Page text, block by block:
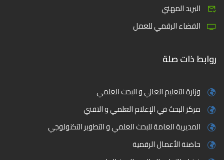
البريد المهني
الفضاء الرقمي للعمل
روابط ذات صلة
وزارة التعليم العالي و البحث العلمي
مركز البحث في الإعلام العلمي و التقني
المديرية العامة للبحث العلمي و التطوير التكنولوجي
حاضنة الأعمال الرقمية